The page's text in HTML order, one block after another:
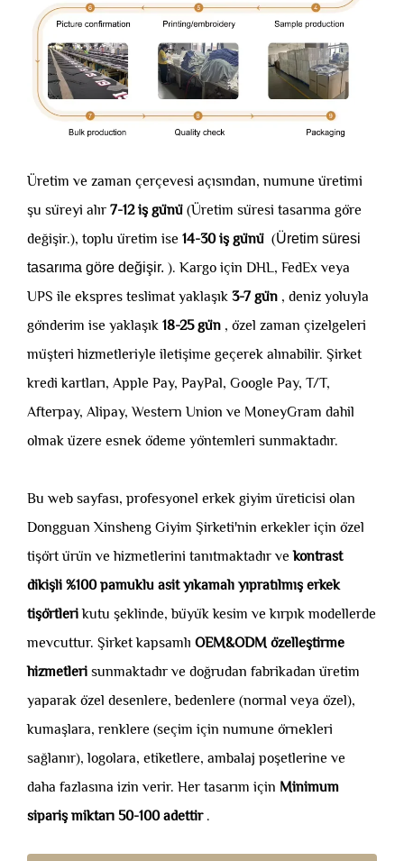
Üretim ve zaman çerçevesi açısından, numune üretimi
şu süreyi alır 7-12 iş günü (Üretim süresi tasarıma göre
değişir.), toplu üretim ise 14-30 iş günü (Üretim süresi
tasarıma göre değişir. ). Kargo için DHL, FedEx veya
UPS ile ekspres teslimat yaklaşık 3-7 gün , deniz yoluyla
gönderim ise yaklaşık 18-25 gün , özel zaman çizelgeleri
müşteri hizmetleriyle iletişime geçerek alınabilir. Şirket
kredi kartları, Apple Pay, PayPal, Google Pay, T/T,
Afterpay, Alipay, Western Union ve MoneyGram dahil
olmak üzere esnek ödeme yöntemleri sunmaktadır.
Bu web sayfası, profesyonel erkek giyim üreticisi olan
Dongguan Xinsheng Giyim Şirketi'nin erkekler için özel
tişört ürün ve hizmetlerini tanıtmaktadır vekontrast
dikişli %100 pamuklu asit yıkamalı yıpratılmış erkek
tişörtlerikutu şeklinde, büyük kesim ve kırpık modellerde
mevcuttur. Şirket kapsamlı OEM&ODM özelleştirme
hizmetleri sunmaktadır ve doğrudan fabrikadan üretim
yaparak özel desenlere, bedenlere (normal veya özel),
kumaşlara, renklere (seçim için numune örnekleri
sağlanır), logolara, etiketlere, ambalaj poşetlerine ve
daha fazlasına izin verir. Her tasarım için Minimum
sipariş miktarı 50-100 adettir .